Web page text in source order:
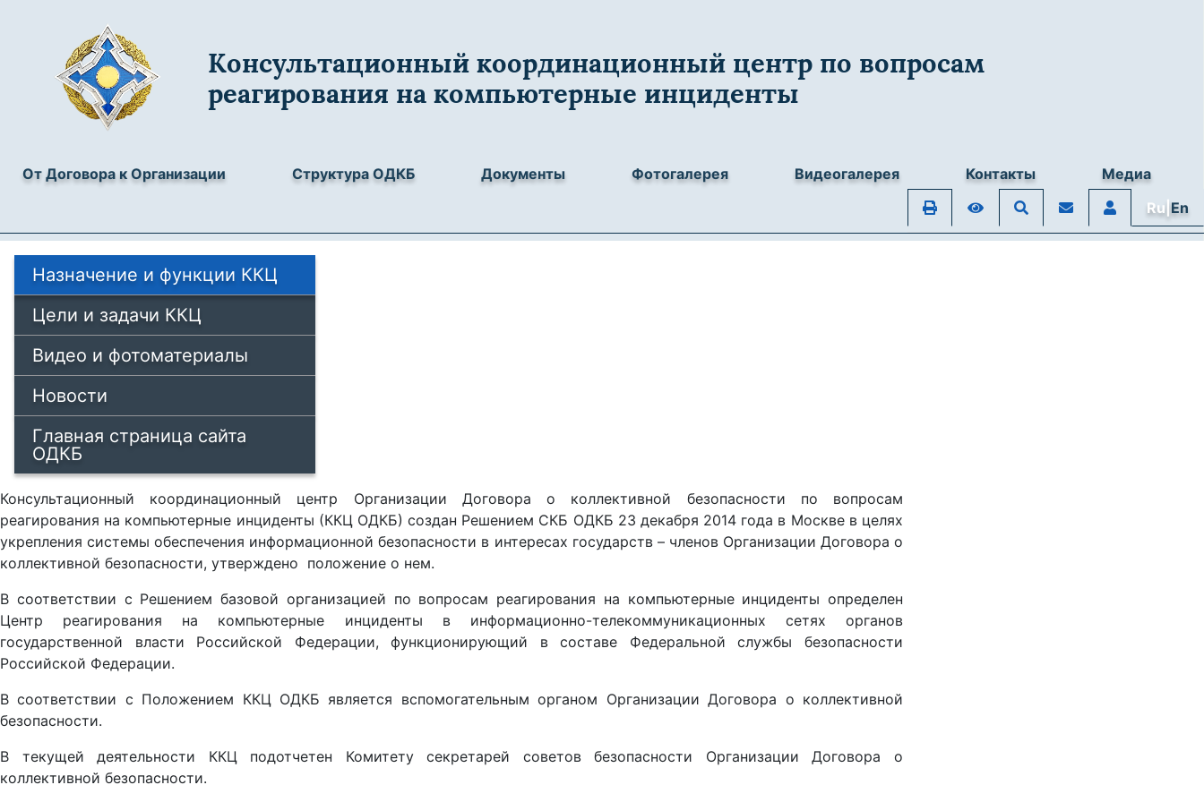
Консультационный координационный центр по вопросам
реагирования на компьютерные инциденты
От Договора к Организации Структура ОДКБ Документы Фотогалерея Видеогалерея Контакты
Медиа
Ru|En
Назначение и функции ККЦ
Цели и задачи ККЦ
Видео и фотоматериалы
Новости
Главная страница сайта
ОДКБ
Консультационный координационный центр Организации Договора о коллективной безопасности по вопросам
реагирования на компьютерные инциденты (ККЦ ОДКБ) создан Решением СКБ ОДКБ 23 декабря 2014 года в Москве в целях
укрепления системы обеспечения информационной безопасности в интересах государств – членов Организации Договора о
коллективной безопасности, утверждено положение о нем.
В соответствии с Решением базовой организацией по вопросам реагирования на компьютерные инциденты определен
Центр реагирования на компьютерные инциденты в информационно-телекоммуникационных сетях органов
государственной власти Российской Федерации, функционирующий в составе Федеральной службы безопасности
Российской Федерации.
В соответствии с Положением ККЦ ОДКБ является вспомогательным органом Организации Договора о коллективной
безопасности.
В текущей деятельности ККЦ подотчетен Комитету секретарей советов безопасности Организации Договора о
коллективной безопасности.